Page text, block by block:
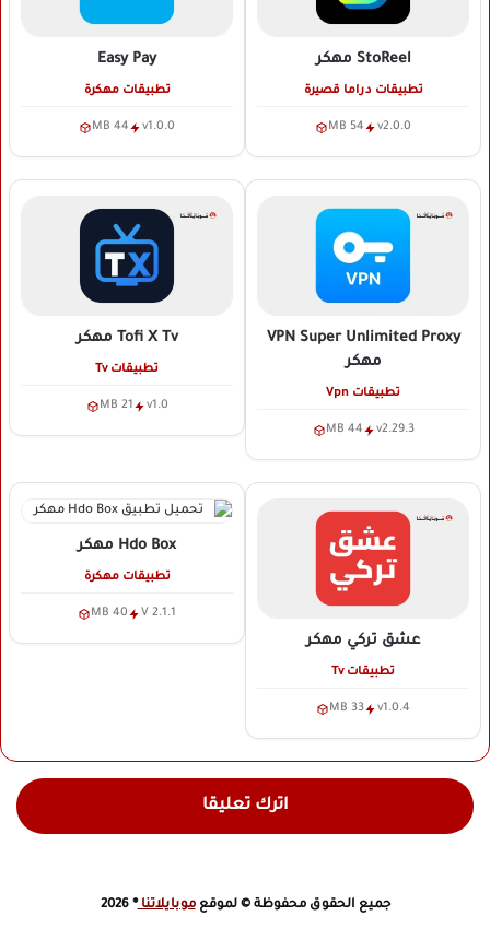
StoReel مهكر
تطبيقات دراما قصيرة
v2.0.0
54 MB
Easy Pay
تطبيقات مهكرة
v1.0.0
44 MB
VPN Super Unlimited Proxy
مهكر
تطبيقات Vpn
v2.29.3
44 MB
Tofi X Tv مهكر
تطبيقات Tv
v1.0
21 MB
عشق تركي مهكر
تطبيقات Tv
v1.0.4
33 MB
Hdo Box مهكر
تطبيقات مهكرة
V 2.1.1
40 MB
اترك تعليقا
جميع الحقوق محفوظة © لموقعموبايلاتنا® 2026